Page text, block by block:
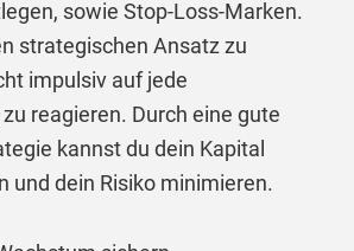
sowie Stop-Loss-Marken.
strategischen Ansatz zu
impulsiv auf jede
reagieren. Durch eine gute
kannst du dein Kapital
und dein Risiko minimieren.